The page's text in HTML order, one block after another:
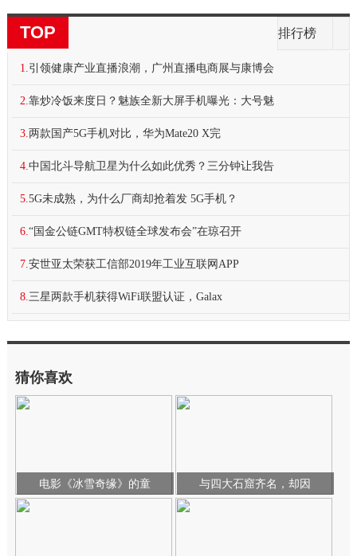
TOP 排行榜
1. 引领健康产业直播浪潮，广州直播电商展与康博会
2. 靠炒冷饭来度日？魅族全新大屏手机曝光：大号魅
3. 两款国产5G手机对比，华为Mate20 X完
4. 中国北斗导航卫星为什么如此优秀？三分钟让我告
5. 5G未成熟，为什么厂商却抢着发 5G手机？
6. “国金公链GMT特权链全球发布会”在琼召开
7. 安世亚太荣获工信部2019年工业互联网APP
8. 三星两款手机获得WiFi联盟认证，Galax
猜你喜欢
电影《冰雪奇缘》的童 与四大石窟齐名，却因